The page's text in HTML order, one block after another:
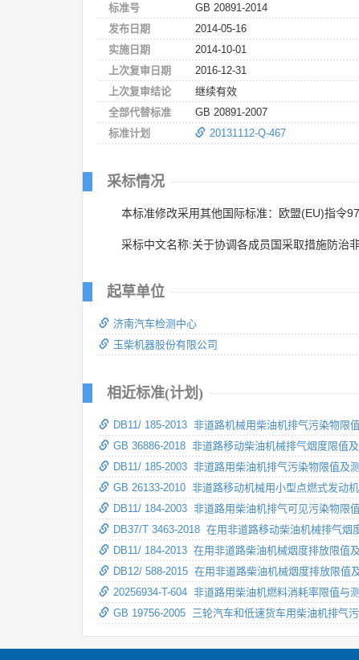
标准号
GB 20891-2014
发布日期
2014-05-16
实施日期
2014-10-01
上次复审日期
2016-12-31
上次复审结论
继续有效
全部代替标准
GB 20891-2007
标准计划
20131112-Q-467
采标情况
本标准修改采用其他国际标准：欧盟(EU)指令
采标中文名称:关于协调各成员国采取措施防治
起草单位
济南汽车检测中心
玉柴机器股份有限公司
相近标准(计划)
DB11/ 185-2013 非道路机械用柴油机排气污染物限
GB 36886-2018 非道路移动柴油机械排气烟度限值
DB11/ 185-2003 非道路用柴油机排气污染物限值及
GB 26133-2010 非道路移动机械用小型点燃式发动
DB11/ 184-2003 非道路用柴油机排气可见污染物限
DB37/T 3463-2018 在用非道路移动柴油机械排气烟
DB11/ 184-2013 在用非道路柴油机械烟度排放限值
DB12/ 588-2015 在用非道路柴油机械烟度排放限值
20256934-T-604 非道路用柴油机燃料消耗率限值与
GB 19756-2005 三轮汽车和低速货车用柴油机排气